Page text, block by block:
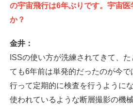
の宇宙飛行は6年ぶりです。宇宙
か？
金井：
ISSの使い方が洗練されてきて、
ても6年前は単発的だったのが今
行って定期的に検査を行うように
使われているような断層撮影の機